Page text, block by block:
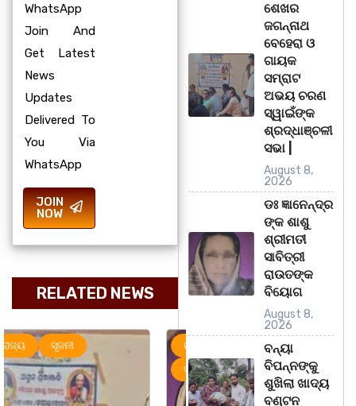
WhatsApp
Join And
Get Latest
News
Updates
Delivered To
You Via
WhatsApp
JOIN
NOW
RELATED NEWS
ମହାନଗର
ସୃଜନୀ
ରାଜ୍ୟ
ଶେଖର
ଜଗନ୍ନାଥ
ବେହେରା ଓ
ଗାୟକ
ସମ୍ରାଟ
ଅଭୟ ଚରଣ
ସ୍ୱାଇଁଙ୍କ
ଶ୍ରଦ୍ଧାଞ୍ଚଳୀ
ସଭା |
August 8,
2026
ଡଃ ଜ୍ଞାନେନ୍ଦ୍ର
ଙ୍କ ଶାଶୁ
ଶ୍ରୀମତୀ
ସାବିତ୍ରୀ
ରାଉତଙ୍କ
ବିୟୋଗ
August 8,
2026
ବନ୍ୟା
ବିପନ୍ନଙ୍କୁ
ଶୁଖିଲା ଖାଦ୍ୟ
ବଣ୍ଟନ